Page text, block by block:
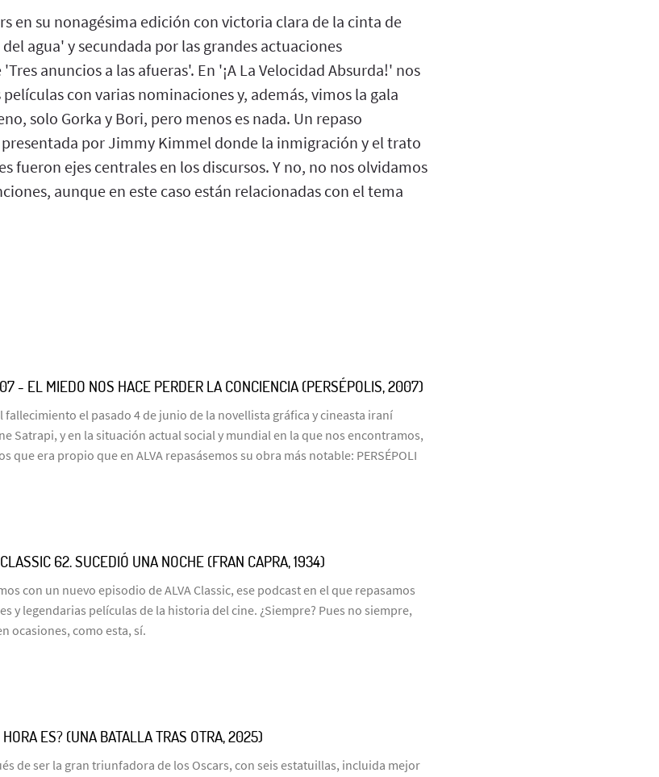
en su nonagésima edición con victoria clara de la cinta de
agua' y secundada por las grandes actuaciones
anuncios a las afueras'. En '¡A La Velocidad Absurda!' nos
con varias nominaciones y, además, vimos la gala
solo Gorka y Bori, pero menos es nada. Un repaso
por Jimmy Kimmel donde la inmigración y el trato
fueron ejes centrales en los discursos. Y no, no nos olvidamos
aunque en este caso están relacionadas con el tema
- EL MIEDO NOS HACE PERDER LA CONCIENCIA (PERSÉPOLIS, 2007)
fallecimiento el pasado 4 de junio de la novellista gráfica y cineasta iraní
Satrapi, y en la situación actual social y mundial en la que nos encontramos,
que era propio que en ALVA repasásemos su obra más notable: PERSÉPOLI
62. SUCEDIÓ UNA NOCHE (FRAN CAPRA, 1934)
con un nuevo episodio de ALVA Classic, ese podcast en el que repasamos
y legendarias películas de la historia del cine. ¿Siempre? Pues no siempre,
ocasiones, como esta, sí.
ES? (UNA BATALLA TRAS OTRA, 2025)
de ser la gran triunfadora de los Oscars, con seis estatuillas, incluida mejor